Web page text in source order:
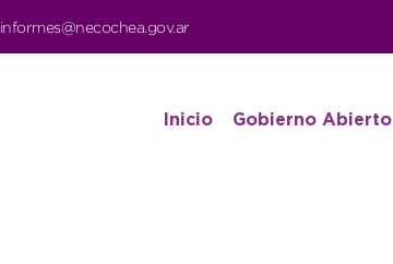
informes@necochea.gov.ar
Inicio Gobierno Abierto